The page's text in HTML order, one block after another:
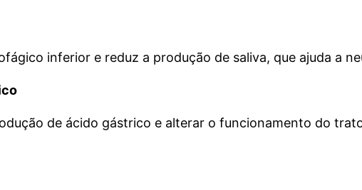
inferior e reduz a produção de saliva, que ajuda a
de ácido gástrico e alterar o funcionamento do